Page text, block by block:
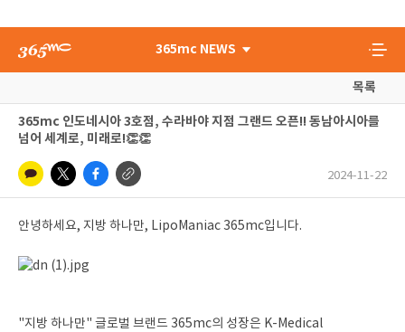
365mc NEWS
목록
365mc 인도네시아 3호점, 수라바야 지점 그랜드 오픈!! 동남아시아를
넘어 세계로, 미래로!👏👏
2024-11-22
안녕하세요, 지방 하나만, LipoManiac 365mc입니다.
"지방 하나만" 글로벌 브랜드 365mc의 성장은 K-Medical